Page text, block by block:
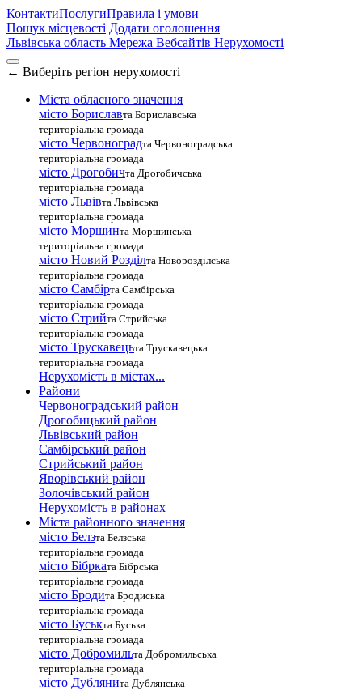
КонтактиПослугиПравила і умови
Пошук місцевості Додати оголошення
Львівська область Мережа Вебсайтів Нерухомості
← Виберіть регіон нерухомості
Міста обласного значення
місто Бориславта Бориславська
територіальна громада
місто Червоноградта Червоноградська
територіальна громада
місто Дрогобичта Дрогобичська
територіальна громада
місто Львівта Львівська
територіальна громада
місто Моршинта Моршинська
територіальна громада
місто Новий Розділта Новорозділська
територіальна громада
місто Самбірта Самбірська
територіальна громада
місто Стрийта Стрийська
територіальна громада
місто Трускавецьта Трускавецька
територіальна громада
Нерухомість в містах...
Райони
Червоноградський район
Дрогобицький район
Львівський район
Самбірський район
Стрийський район
Яворівський район
Золочівський район
Нерухомість в районах
Міста районного значення
місто Белзта Белзська
територіальна громада
місто Бібрката Бібрська
територіальна громада
місто Бродита Бродиська
територіальна громада
місто Буськта Буська
територіальна громада
місто Добромильта Добромильська
територіальна громада
місто Дублянита Дублянська